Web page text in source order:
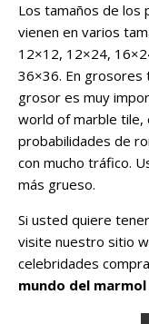
Los tamaños de los
vienen en varios
12×12, 12×24,
36×36. En grosores
grosor es muy
world of marble tile,
probabilidades de
con mucho tráfico.
más grueso.
Si usted quiere
visite nuestro sitio
celebridades
mundo del marmol